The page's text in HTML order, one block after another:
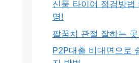
신품 타이어 점검방법
명!
팔꿈치 관절 잘하는
P2P대출 비대면으로